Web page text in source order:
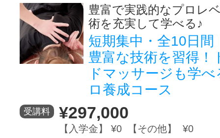
掲載のお問
サイトマッ
豊富で実践的なプロレ
術を充実して学べる♪
短期集中・全10日間
豊富な技術を習得！
ドマッサージも学
ロ養成コース
受講料 ¥297,000
【入学金】 ¥0 【その他】 ¥0